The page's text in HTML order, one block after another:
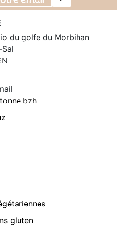
du golfe du Morbihan
gluten